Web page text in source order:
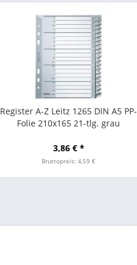
Register A-Z Leitz 1265 DIN A5 PP-
Folie 210x165 21-tlg. grau
3,86 € *
Bruttopreis: 4,59 €